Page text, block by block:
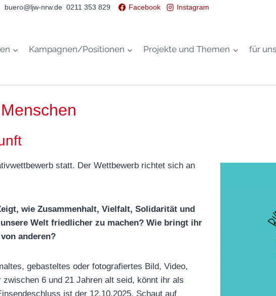
buero@ljw-nrw.de 0211 353 829 Facebook Instagram
Kampagnen/Positionen Projekte und Themen für
statt. Der Wettbewerb richtet sich an
wie Zusammenhalt, Vielfalt, Solidarität und
Welt friedlicher zu machen? Wie bringt ihr
anderen?
gebasteltes oder fotografiertes Bild, Video,
6 und 21 Jahren alt seid, könnt ihr als
ist der 12.10.2025. Schaut auf